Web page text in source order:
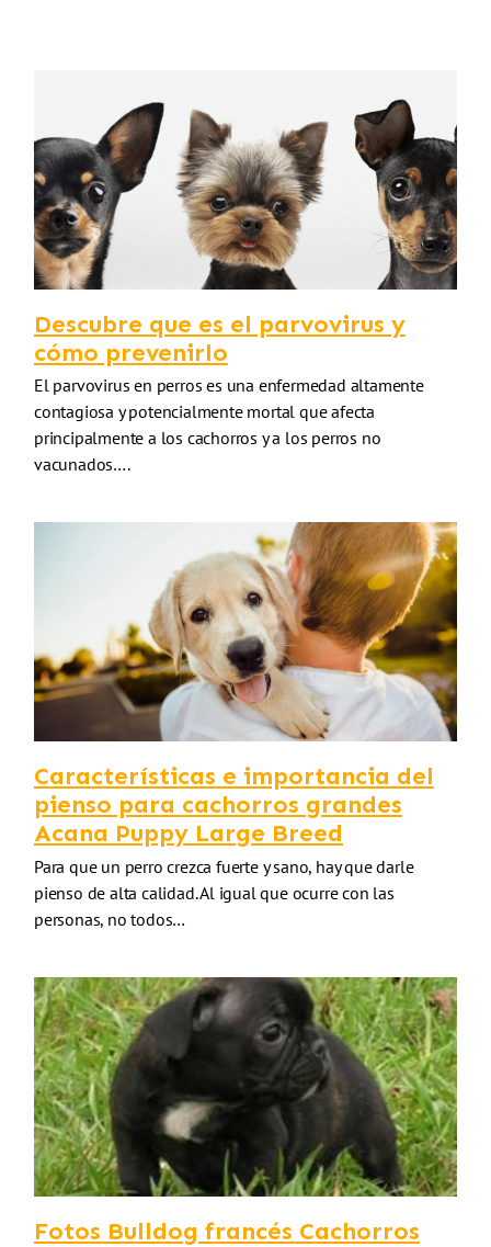
Descubre que es el parvovirus y
cómo prevenirlo
El parvovirus en perros es una enfermedad altamente
contagiosa y potencialmente mortal que afecta
principalmente a los cachorros y a los perros no
vacunados….
Características e importancia del
pienso para cachorros grandes
Acana Puppy Large Breed
Para que un perro crezca fuerte y sano, hay que darle
pienso de alta calidad. Al igual que ocurre con las
personas, no todos…
Fotos Bulldog francés Cachorros